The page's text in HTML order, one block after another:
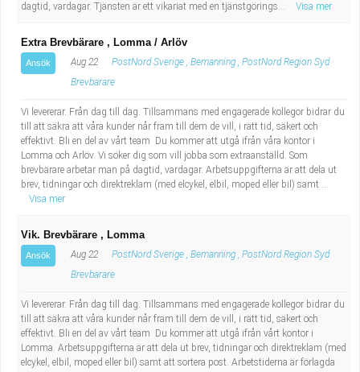
dagtid, vardagar. Tjänsten är ett vikariat med en tjänstgörings...
Visa mer
Extra Brevbärare , Lomma / Arlöv
Ansök Aug 22
PostNord Sverige , Bemanning , PostNord Region Syd
Brevbärare
Vi levererar. Från dag till dag. Tillsammans med engagerade kollegor bidrar du
till att säkra att våra kunder når fram till dem de vill, i rätt tid, säkert och
effektivt. Bli en del av vårt team Du kommer att utgå ifrån våra kontor i
Lomma och Arlöv. Vi söker dig som vill jobba som extraanställd. Som
brevbärare arbetar man på dagtid, vardagar. Arbetsuppgifterna är att dela ut
brev, tidningar och direktreklam (med elcykel, elbil, moped eller bil) samt ...
Visa mer
Vik. Brevbärare , Lomma
Ansök Aug 22
PostNord Sverige , Bemanning , PostNord Region Syd
Brevbärare
Vi levererar. Från dag till dag. Tillsammans med engagerade kollegor bidrar du
till att säkra att våra kunder når fram till dem de vill, i rätt tid, säkert och
effektivt. Bli en del av vårt team Du kommer att utgå ifrån vårt kontor i
Lomma. Arbetsuppgifterna är att dela ut brev, tidningar och direktreklam (med
elcykel, elbil, moped eller bil) samt att sortera post. Arbetstiderna är förlagda